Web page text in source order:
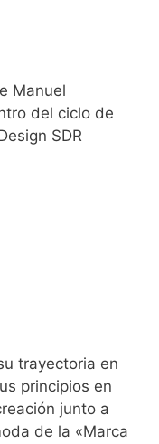
Manuel
del ciclo de
SDR
trayectoria en
principios en
junto a
de la «Marca